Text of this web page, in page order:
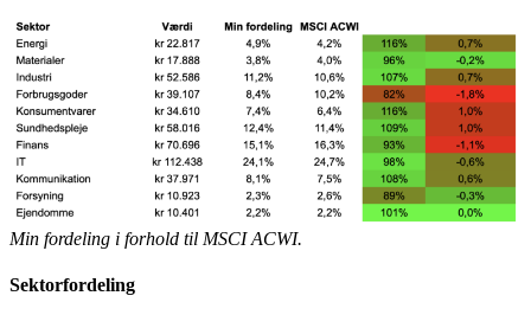
Min fordeling i forhold til MSCI ACWI.
Sektorfordeling